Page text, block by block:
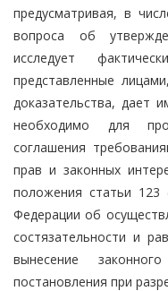
предусматривая, в
вопроса об
исследует
представленные
доказательства, дает
необходимо для
соглашения
прав и законных
положения статьи 123
Федерации об
состязательности и
вынесение
постановления при